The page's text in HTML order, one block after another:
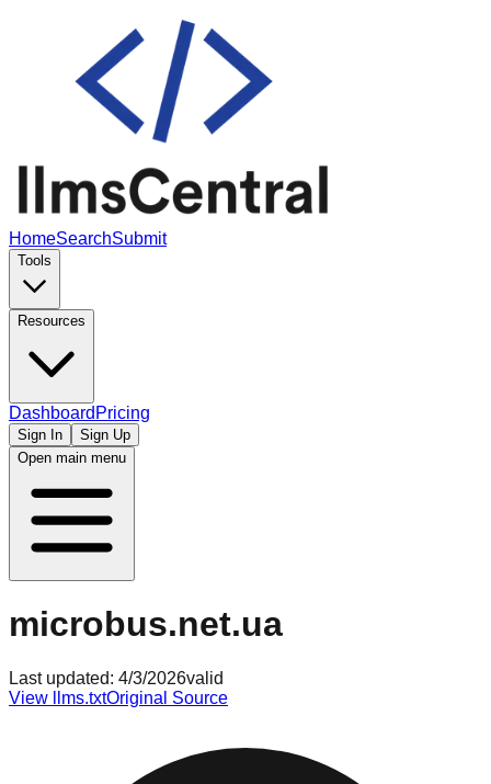
HomeSearchSubmit
Tools
Resources
Dashboard Pricing
Sign In
Sign Up
Open main menu
microbus.net.ua
Last updated: 4/3/2026valid
View llms.txtOriginal Source